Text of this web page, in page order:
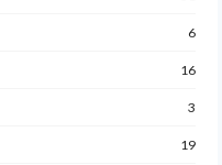
6
16
3
19